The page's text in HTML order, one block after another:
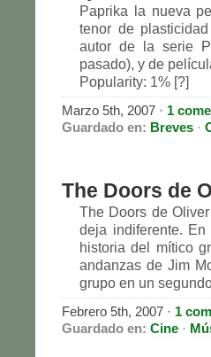
Paprika la nueva
tenor de
autor de la serie
pasado), y de
Popularity: 1% [?]
Marzo 5th, 2007 · 1
Guardado en: Breves ·
The Doors de
The Doors de
deja indiferente.
historia del mítico
andanzas de Jim
grupo en un
Febrero 5th, 2007 · 1
Guardado en: Cine ·